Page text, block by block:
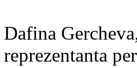
Dafina
reprezentanta